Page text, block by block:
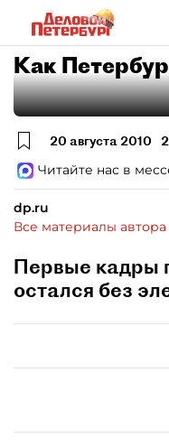
Как
20 августа 2010
Читайте нас в
dp.ru
Все материалы автора
Первые кадры
остался без